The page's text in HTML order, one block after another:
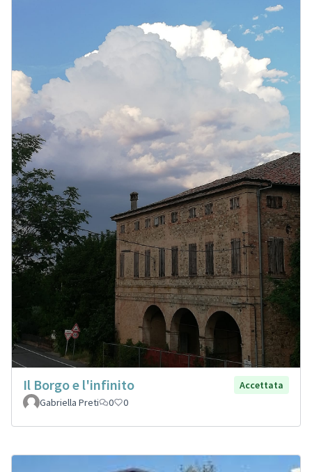
Il Borgo e l'infinito
Accettata
Gabriella Preti
0 0